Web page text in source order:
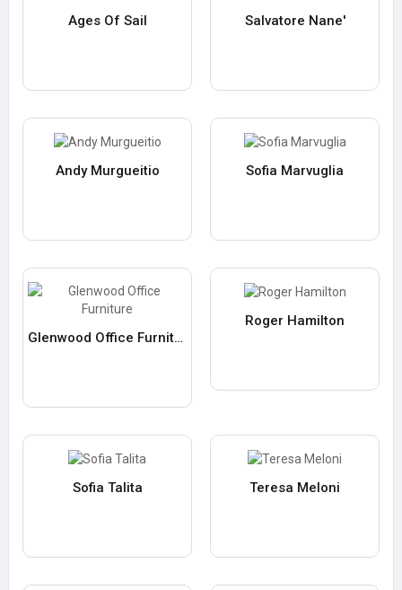
Ages Of Sail Salvatore Nane'
Andy Murgueitio Sofia Marvuglia
Glenwood Office Furniture
Roger Hamilton
Sofia Talita Teresa Meloni